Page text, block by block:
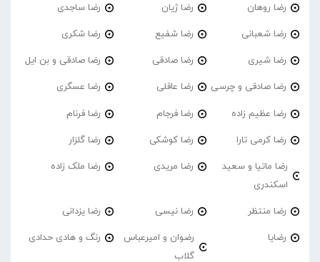
رضا روهان رضا ژیان رضا ساجدی
رضا شعبانی رضا شفیع رضا شکری
رضا شیری رضا صادقی رضا صادقی و بن ایل
رضا صادقی و چرسی رضا عاقلی رضا عسگری
رضا عظیم زاده رضا فرجام رضا فرنام
رضا کرمی تارا رضا کوشکی رضا گلزار
رضا ماتیا و سعید
اسکندری
رضا مریدی رضا ملک زاده
رضا منتظر رضا نیسی رضا یزدانی
رضایا
رضوان و امیرعباس
گلاب
رنگ و هادی حدادی